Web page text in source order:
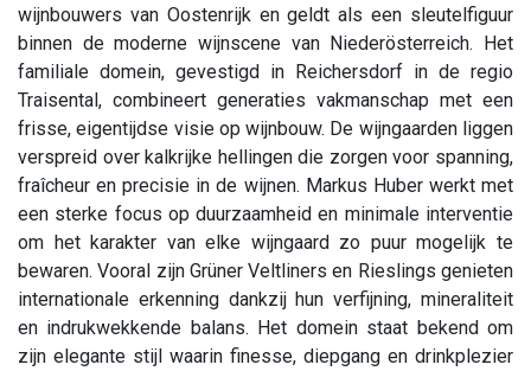
wijnbouwers van Oostenrijk en geldt als een sleutelfiguur
binnen de moderne wijnscene van Niederösterreich. Het
familiale domein, gevestigd in Reichersdorf in de regio
Traisental, combineert generaties vakmanschap met een
frisse, eigentijdse visie op wijnbouw. De wijngaarden liggen
verspreid over kalkrijke hellingen die zorgen voor spanning,
fraîcheur en precisie in de wijnen. Markus Huber werkt met
een sterke focus op duurzaamheid en minimale interventie
om het karakter van elke wijngaard zo puur mogelijk te
bewaren. Vooral zijn Grüner Veltliners en Rieslings genieten
internationale erkenning dankzij hun verfijning, mineraliteit
en indrukwekkende balans. Het domein staat bekend om
zijn elegante stijl waarin finesse, diepgang en drinkplezier